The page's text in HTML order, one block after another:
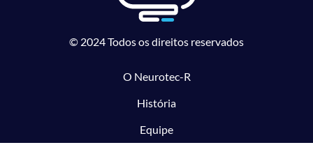
© 2024 Todos os direitos reservados
O Neurotec-R
História
Equipe